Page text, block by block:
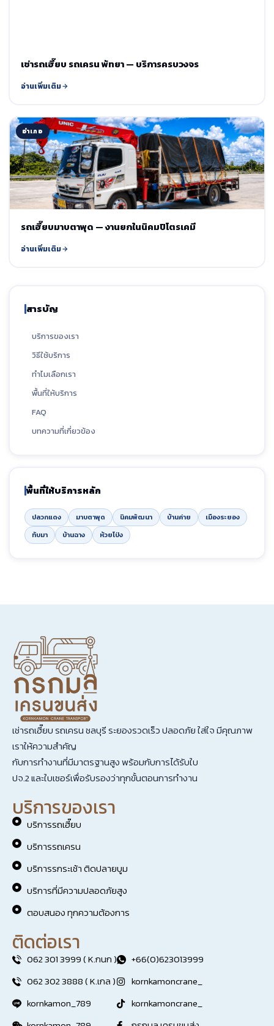
เช่ารถเฮี๊ยบ รถเครน พัทยา — บริการครบวงจร
อ่านเพิ่มเติม
อำเภอ
รถเฮี๊ยบมาบตาพุด — งานยกในนิคมปิโตรเคมี
อ่านเพิ่มเติม
สารบัญ
บริการของเรา
วิธีใช้บริการ
ทำไมเลือกเรา
พื้นที่ให้บริการ
FAQ
บทความที่เกี่ยวข้อง
พื้นที่ให้บริการหลัก
ปลวกแดง มาบตาพุด นิคมพัฒนา บ้านค่าย
เมืองระยอง
ทับมา
บ้านฉาง ห้วยโป่ง
เช่ารถเฮี๊ยบ รถเครน ชลบุรี ระยองรวดเร็ว ปลอดภัย ใส่ใจ มีคุณภาพ
เราให้ความสำคัญ
กับการทำงานที่มีมาตรฐานสูง พร้อมกับการได้รับใบ
ปจ.2 และใบเซอร์เพื่อรับรองว่าทุกขั้นตอนการทำงาน
บริการของเรา
บริการรถเฮี๊ยบ
บริการรถเครน
บริการรกระเช้า ติดปลายบูม
บริการที่มีความปลอดภัยสูง
ตอบสนอง ทุกความต้องการ
ติดต่อเรา
062 301 3999 ( K.กนก )
062 302 3888 ( K.เกล )
kornkamon_789
+66(0)623013999
kornkamoncrane_
kornkamoncrane_